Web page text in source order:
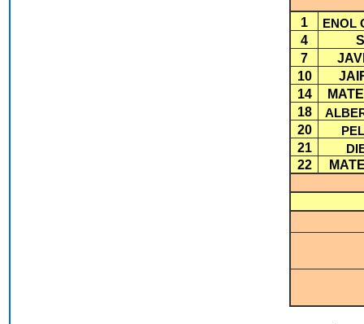
1 ENOL
4
7
10
14
18
20
21
22